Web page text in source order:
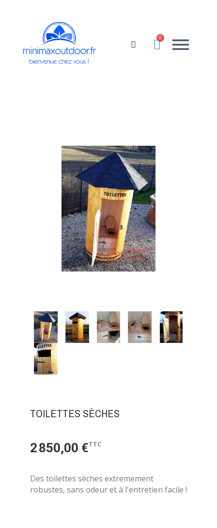
TOILETTES SÈCHES
2 850,00 €TTC
Des toilettes sèches extremement
robustes, sans odeur et à l'entretien facile !